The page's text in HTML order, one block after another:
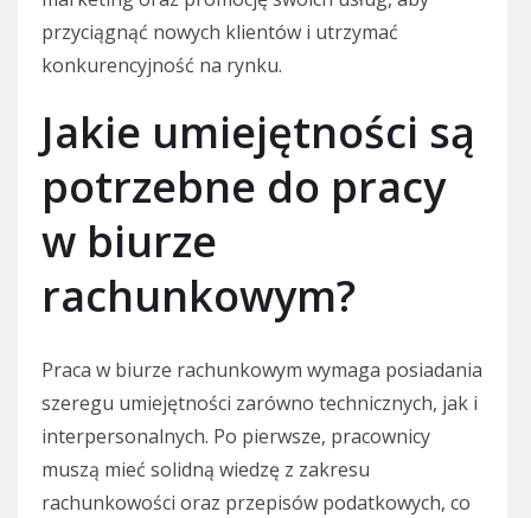
przyciągnąć nowych klientów i utrzymać
konkurencyjność na rynku.
Jakie umiejętności są
potrzebne do pracy
w biurze
rachunkowym?
Praca w biurze rachunkowym wymaga posiadania
szeregu umiejętności zarówno technicznych, jak i
interpersonalnych. Po pierwsze, pracownicy
muszą mieć solidną wiedzę z zakresu
rachunkowości oraz przepisów podatkowych, co